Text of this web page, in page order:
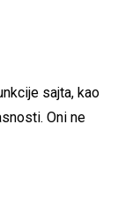
sajta, kao
Oni ne